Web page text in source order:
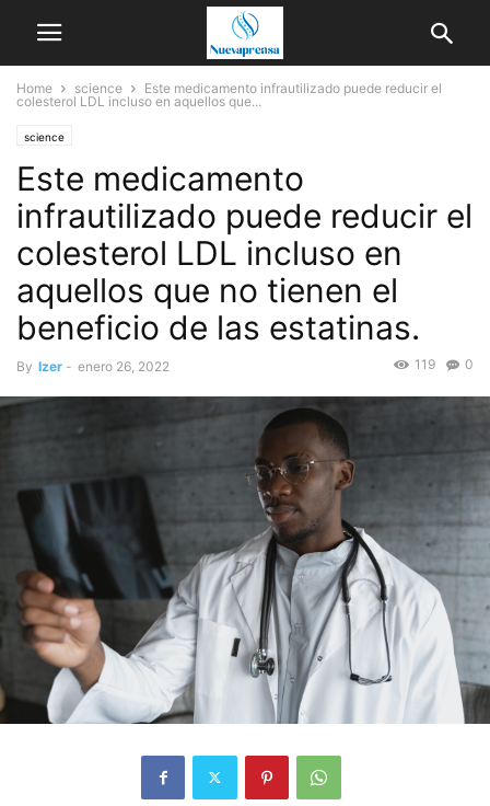
Home science
Este medicamento infrautilizado puede reducir el
colesterol LDL incluso en aquellos que...
science
Este medicamento
infrautilizado puede reducir el
colesterol LDL incluso en
aquellos que no tienen el
beneficio de las estatinas.
By Izer - enero 26, 2022 0
119